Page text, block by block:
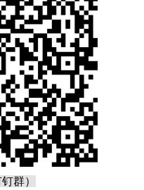
钉群）